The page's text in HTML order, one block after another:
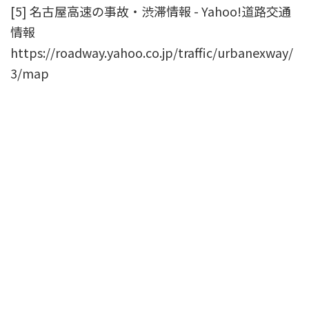
[5] 名古屋高速の事故・渋滞情報 - Yahoo!道路交通
情報
https://roadway.yahoo.co.jp/traffic/urbanexway/
3/map